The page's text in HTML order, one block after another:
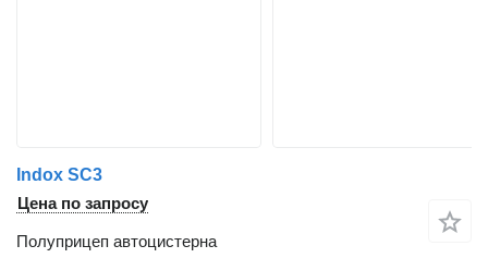
Indox SC3
Цена по запросу
Полуприцеп автоцистерна